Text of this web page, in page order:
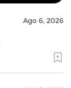
Ago 6, 2026